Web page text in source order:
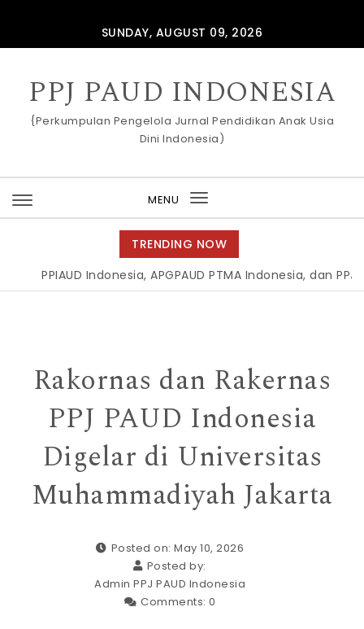
SUNDAY, AUGUST 09, 2026
PPJ PAUD INDONESIA
{Perkumpulan Pengelola Jurnal Pendidikan Anak Usia
Dini Indonesia)
MENU
Toggle
navigation
TRENDING NOW
PPIAUD Indonesia, APGPAUD PTMA Indonesia, dan PPJ
Rakornas dan Rakernas
PPJ PAUD Indonesia
Digelar di Universitas
Muhammadiyah Jakarta
Posted on: May 10, 2026
Posted by:
Admin PPJ PAUD Indonesia
Comments: 0